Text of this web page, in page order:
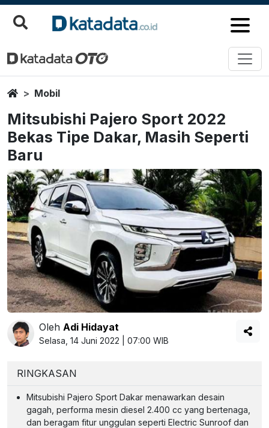
HomeMobil
Mitsubishi Pajero Sport 2022
Bekas Tipe Dakar, Masih Seperti
Baru
Oleh Adi Hidayat
Selasa, 14 Juni 2022 | 07:00 WIB
RINGKASAN
Mitsubishi Pajero Sport Dakar menawarkan desain
gagah, performa mesin diesel 2.400 cc yang bertenaga,
dan beragam fitur unggulan seperti Electric Sunroof dan